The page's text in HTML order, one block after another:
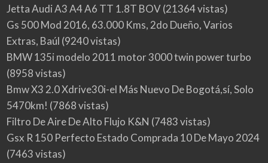
Jetta Audi A3 A4 A6 TT 1.8T BOV(21364 vistas)
Gs 500 Mod 2016, 63.000 Kms, 2do Dueño, Varios
Extras, Baúl (9240 vistas)
BMW 135i modelo 2011 motor 3000 twin power turbo
(8958 vistas)
Bmw X3 2.0 Xdrive30i-el Más Nuevo De Bogotá,sí, Solo
5470km! (7868 vistas)
Filtro De Aire De Alto Flujo K&N (7483 vistas)
Gsx R 150 Perfecto Estado Comprada 10 De Mayo 2024
(7463 vistas)